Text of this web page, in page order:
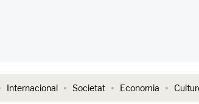
Internacional Societat Economia